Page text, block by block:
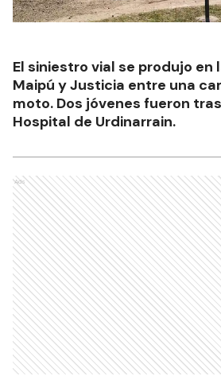
El siniestro vial se produjo en
Maipú y Justicia entre una
moto. Dos jóvenes fueron
Hospital de Urdinarrain.
Ads